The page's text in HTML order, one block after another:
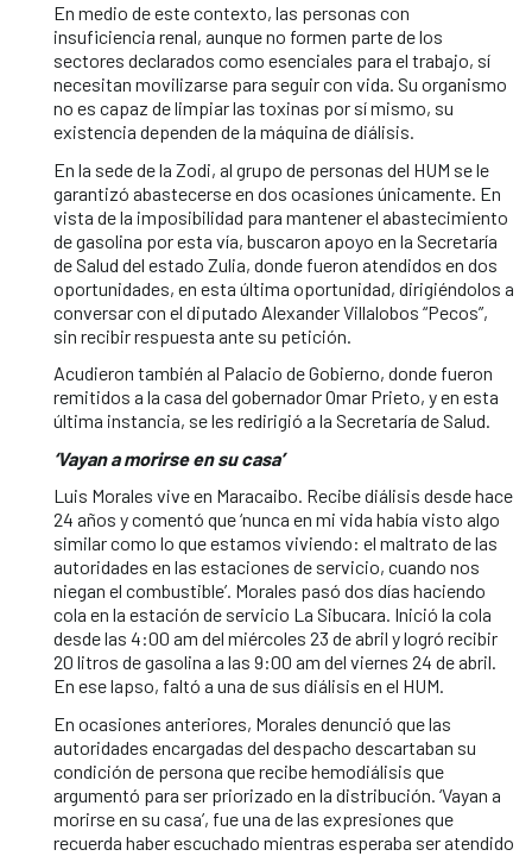
En medio de este contexto, las personas con
insuficiencia renal, aunque no formen parte de los
sectores declarados como esenciales para el trabajo, sí
necesitan movilizarse para seguir con vida. Su organismo
no es capaz de limpiar las toxinas por sí mismo, su
existencia dependen de la máquina de diálisis.
En la sede de la Zodi, al grupo de personas del HUM se le
garantizó abastecerse en dos ocasiones únicamente. En
vista de la imposibilidad para mantener el abastecimiento
de gasolina por esta vía, buscaron apoyo en la Secretaría
de Salud del estado Zulia, donde fueron atendidos en dos
oportunidades, en esta última oportunidad, dirigiéndolos a
conversar con el diputado Alexander Villalobos “Pecos”,
sin recibir respuesta ante su petición.
Acudieron también al Palacio de Gobierno, donde fueron
remitidos a la casa del gobernador Omar Prieto, y en esta
última instancia, se les redirigió a la Secretaría de Salud.
‘Vayan a morirse en su casa’
Luis Morales vive en Maracaibo. Recibe diálisis desde hace
24 años y comentó que ‘nunca en mi vida había visto algo
similar como lo que estamos viviendo: el maltrato de las
autoridades en las estaciones de servicio, cuando nos
niegan el combustible’. Morales pasó dos días haciendo
cola en la estación de servicio La Sibucara. Inició la cola
desde las 4:00 am del miércoles 23 de abril y logró recibir
20 litros de gasolina a las 9:00 am del viernes 24 de abril.
En ese lapso, faltó a una de sus diálisis en el HUM.
En ocasiones anteriores, Morales denunció que las
autoridades encargadas del despacho descartaban su
condición de persona que recibe hemodiálisis que
argumentó para ser priorizado en la distribución. ‘Vayan a
morirse en su casa’, fue una de las expresiones que
recuerda haber escuchado mientras esperaba ser atendido